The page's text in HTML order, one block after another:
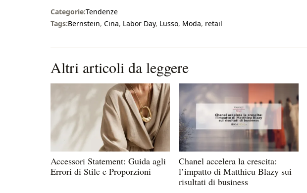
Categorie:Tendenze
Tags:Bernstein, Cina, Labor Day, Lusso, Moda, retail
Altri articoli da leggere
Accessori Statement: Guida agli
Errori di Stile e Proporzioni
Chanel accelera la crescita:
l’impatto di Matthieu Blazy sui
risultati di business